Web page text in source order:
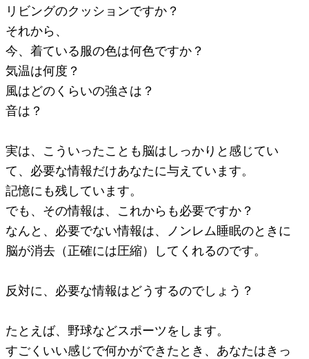
リビングのクッションですか？
それから、
今、着ている服の色は何色ですか？
気温は何度？
風はどのくらいの強さは？
音は？
実は、こういったことも脳はしっかりと感じてい
て、必要な情報だけあなたに与えています。
記憶にも残しています。
でも、その情報は、これからも必要ですか？
なんと、必要でない情報は、ノンレム睡眠のときに
脳が消去（正確には圧縮）してくれるのです。
反対に、必要な情報はどうするのでしょう？
たとえば、野球などスポーツをします。
すごくいい感じで何かができたとき、あなたはきっ